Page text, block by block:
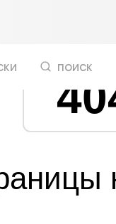
поиск